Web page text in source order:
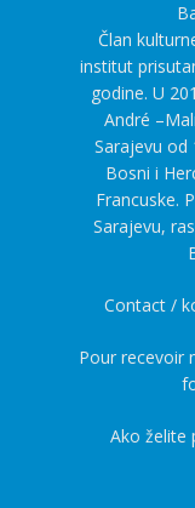
Član
institut
godine. U
André
Sarajevu od
Bosni i
Francuske.
Sarajevu,
Contact /
Pour recevoir
Ako želite